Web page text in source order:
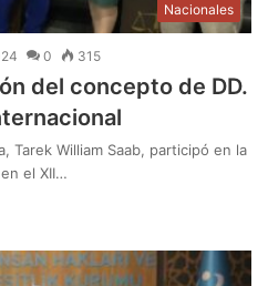
Nacionales
0 315
del concepto de DD.
Tarek William Saab, participó en la
el XII…